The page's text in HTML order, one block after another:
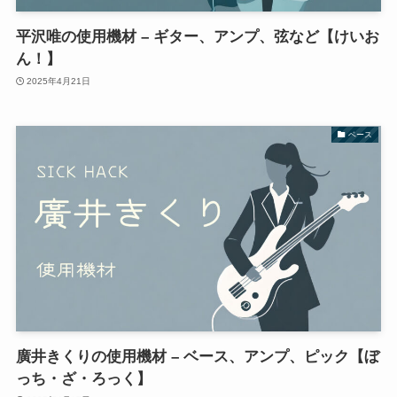
平沢唯の使用機材 – ギター、アンプ、弦など【けいお
ん！】
2025年4月21日
ベース
廣井きくりの使用機材 – ベース、アンプ、ピック【ぼ
っち・ざ・ろっく】